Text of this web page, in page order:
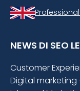
NEWS DI SEO
Customer
Digital marketing